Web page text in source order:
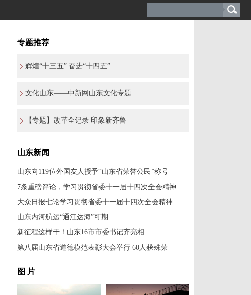
专题推荐
辉煌“十三五” 奋进“十四五”
文化山东——中新网山东文化专题
【专题】改革全记录 印象新齐鲁
山东新闻
山东向119位外国友人授予“山东省荣誉公民”称号
7条重磅评论，学习贯彻省委十一届十四次全会精神
大众日报七论学习贯彻省委十一届十四次全会精神
山东内河航运“通江达海”可期
新征程这样干！山东16市市委书记齐亮相
第八届山东省道德模范表彰大会举行 60人获殊荣
图 片